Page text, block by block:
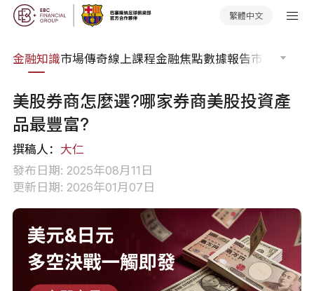
繁體中文
金融知識市場傳奇線上課程金融焦點數據報告市場分析
美股券商怎麼選?哪家券商美股投資產
品最豐富?
撰稿人： 大仁
發布日期: 2025年08月11日
更新日期: 2026年01月07日